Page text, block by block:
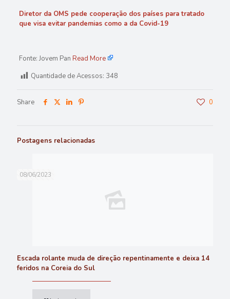
Diretor da OMS pede cooperação dos países para tratado
que visa evitar pandemias como a da Covid-19
Fonte: Jovem Pan Read More
Quantidade de Acessos: 348
Share 0
Postagens relacionadas
08/06/2023
Escada rolante muda de direção repentinamente e deixa 14
feridos na Coreia do Sul